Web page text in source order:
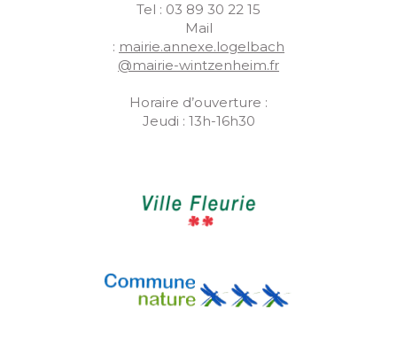
Tel : 03 89 30 22 15
Mail
: mairie.annexe.logelbach
@mairie-wintzenheim.fr
Horaire d’ouverture :
Jeudi : 13h-16h30